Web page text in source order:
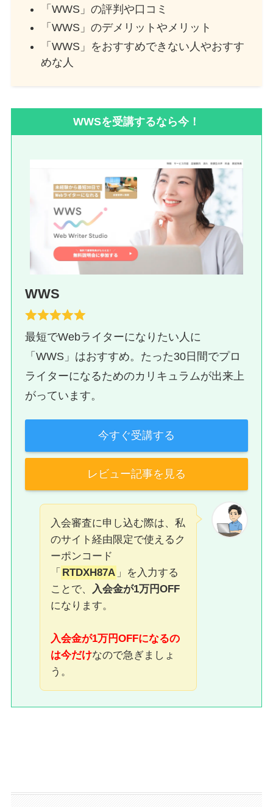
「WWS」の評判や口コミ
「WWS」のデメリットやメリット
「WWS」をおすすめできない人やおすす
めな人
WWSを受講するなら今！
WWS
最短でWebライターになりたい人に
「WWS」はおすすめ。たった30日間でプロ
ライターになるためのカリキュラムが出来上
がっています。
今すぐ受講する
レビュー記事を見る
入会審査に申し込む際は、私
のサイト経由限定で使えるク
ーポンコード
「 RTDXH87A 」を入力する
ことで、
入会金が1万円OFF
になります。
入会金が1万円OFFになるの
は今だけなので急ぎましょ
う。